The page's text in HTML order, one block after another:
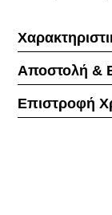
Αποστολή &
Επιστροφή